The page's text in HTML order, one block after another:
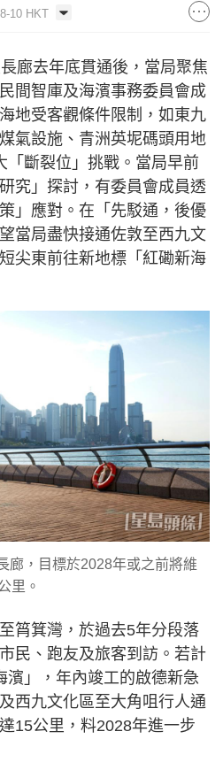
10 HKT
廊去年底貫通後，當局聚焦
間智庫及海濱事務委員會成
地受客觀條件限制，如東九
氣設施、青洲英坭碼頭用地
「斷裂位」挑戰。當局早前
究」探討，有委員會成員透
」應對。在「先駁通，後優
當局盡快接通佐敦至西九文
尖東前往新地標「紅磡新海
廊，目標於2028年或之前將維
里。
筲箕灣，於過去5年分段落
民、跑友及旅客到訪。若計
濱」，年內竣工的啟德新急
西九文化區至大角咀行人通
15公里，料2028年進一步